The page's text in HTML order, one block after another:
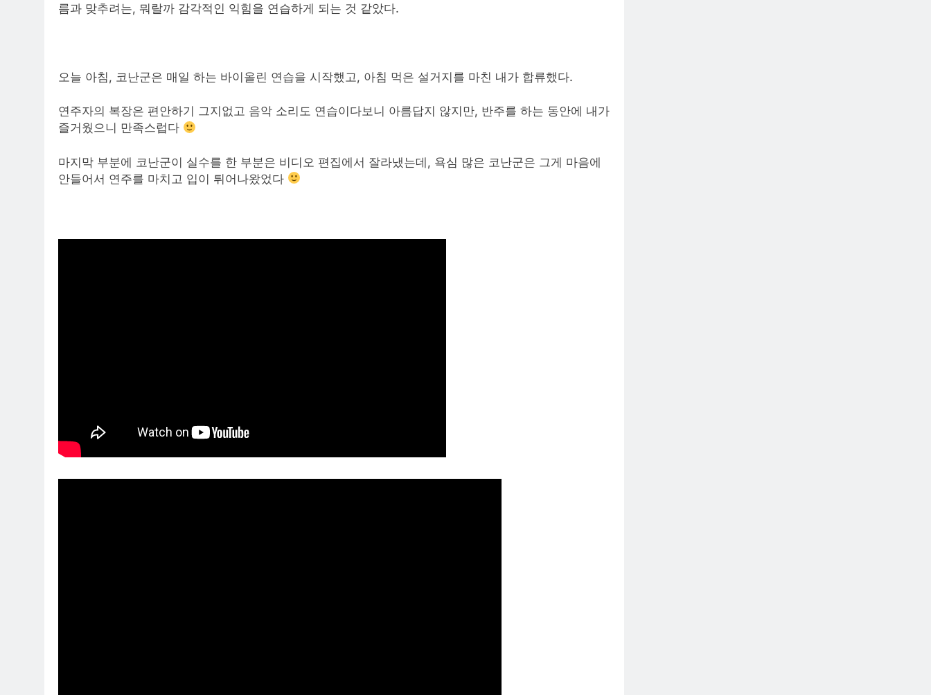
름과 맞추려는, 뭐랄까 감각적인 익힘을 연습하게 되는 것 같았다.
오늘 아침, 코난군은 매일 하는 바이올린 연습을 시작했고, 아침 먹은 설거지를 마친 내가 합류했다.
연주자의 복장은 편안하기 그지없고 음악 소리도 연습이다보니 아름답지 않지만, 반주를 하는 동안에 내가
즐거웠으니 만족스럽다
마지막 부분에 코난군이 실수를 한 부분은 비디오 편집에서 잘라냈는데, 욕심 많은 코난군은 그게 마음에
안들어서 연주를 마치고 입이 튀어나왔었다